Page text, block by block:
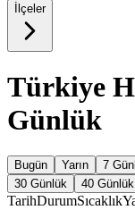
İlçeler
Türkiye
Günlük
Bugün Yarın 7
30 Günlük
40 Günlük
TarihDurumSıcaklık